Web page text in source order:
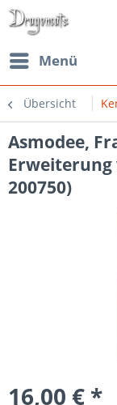
Menü
Übersicht
Asmodee,
200750)
16,00 € *